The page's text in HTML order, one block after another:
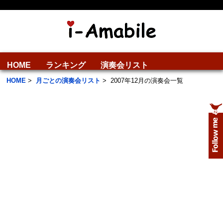
HOME ランキング 演奏会リスト
HOME > 月ごとの演奏会リスト > 2007年12月の演奏会一覧